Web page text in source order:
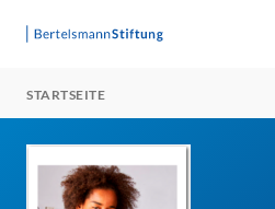
STARTSEITE